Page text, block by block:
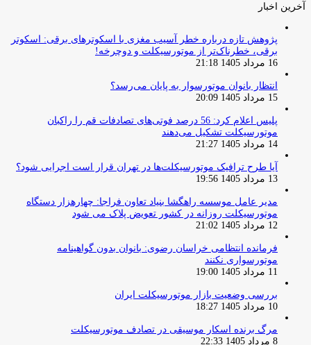
آخرین اخبار
پژوهش تازه درباره خطر آسیب مغزی با اسکوترهای برقی: اسکوتر
برقی، خطرناک‌تر از موتورسیکلت و دوچرخه!
16 مرداد 1405 21:18
انتظار بانوان موتورسوار به پایان می‌رسد؟
15 مرداد 1405 20:09
پلیس اعلام کرد: 56 درصد فوتی‌های تصادفات قم را راکبان
موتورسیکلت تشکیل می‌دهند
14 مرداد 1405 21:27
آیا طرح ترافیک موتورسیکلت‌ها در تهران قرار است اجرایی شود؟
13 مرداد 1405 19:56
مدیر عامل موسسه راهگشا بنیاد تعاون فراجا: چهارهزار دستگاه
موتورسیکلت روزانه در کشور تعویض پلاک می شود
12 مرداد 1405 21:02
فرمانده انتظامی خراسان رضوی: بانوان بدون گواهینامه
موتورسواری نکنند
11 مرداد 1405 19:00
بررسی وضعیت بازار موتورسیکلت ایران
10 مرداد 1405 18:27
مرگ برنده اسکار موسیقی در تصادف موتورسیکلت
8 مرداد 1405 22:33